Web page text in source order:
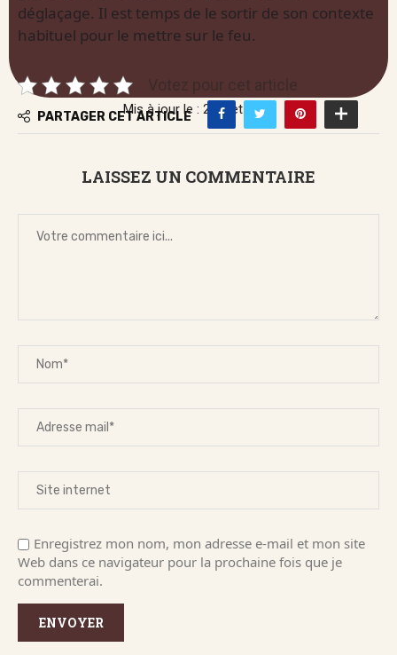
Mis à jour le : 2 juillet 2026
déglaçage. Il est temps de le sortir de son contexte
habituel pour le mettre sur le feu.
Votez pour cet article
PARTAGER CET ARTICLE
LAISSEZ UN COMMENTAIRE
Enregistrez mon nom, mon adresse e-mail et mon site
Web dans ce navigateur pour la prochaine fois que je
commenterai.